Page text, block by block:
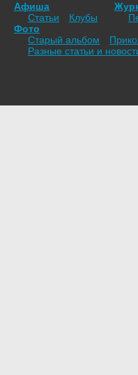
Афиша
Статьи
Клубы
Фото
Старый альбом
Разные статьи и